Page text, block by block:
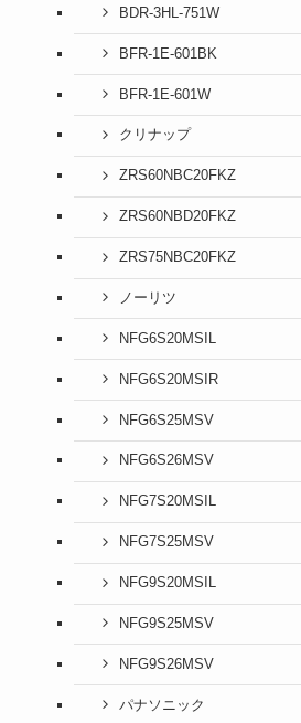
BDR-3HL-751W
BFR-1E-601BK
BFR-1E-601W
クリナップ
ZRS60NBC20FKZ
ZRS60NBD20FKZ
ZRS75NBC20FKZ
ノーリツ
NFG6S20MSIL
NFG6S20MSIR
NFG6S25MSV
NFG6S26MSV
NFG7S20MSIL
NFG7S25MSV
NFG9S20MSIL
NFG9S25MSV
NFG9S26MSV
パナソニック